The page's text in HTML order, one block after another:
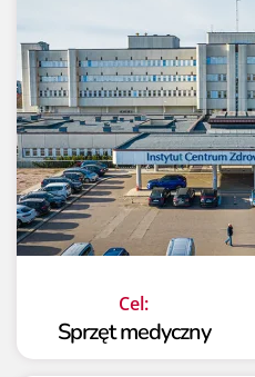
Cel:
Sprzęt medyczny